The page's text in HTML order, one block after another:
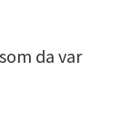
da var